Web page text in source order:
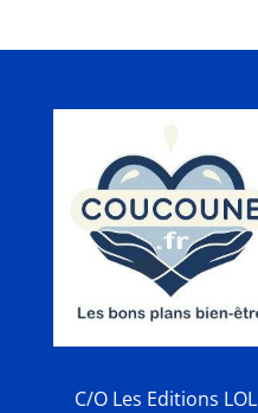
C/O Les Editions LOL